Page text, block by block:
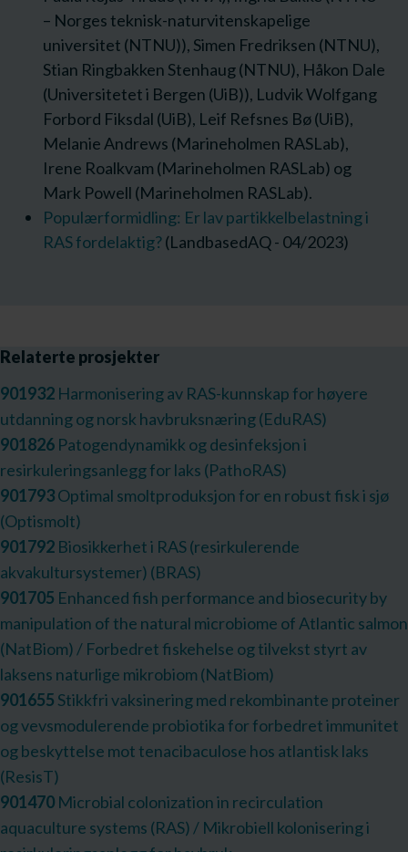
– Norges teknisk-naturvitenskapelige
universitet (NTNU)), Simen Fredriksen (NTNU),
Stian Ringbakken Stenhaug (NTNU), Håkon Dale
(Universitetet i Bergen (UiB)), Ludvik Wolfgang
Forbord Fiksdal (UiB), Leif Refsnes Bø (UiB),
Melanie Andrews (Marineholmen RASLab),
Irene Roalkvam (Marineholmen RASLab) og
Mark Powell (Marineholmen RASLab).
Populærformidling: Er lav partikkelbelastning i
RAS fordelaktig?(LandbasedAQ - 04/2023)
Relaterte prosjekter
901932 Harmonisering av RAS-kunnskap for høyere
utdanning og norsk havbruksnæring (EduRAS)
901826 Patogendynamikk og desinfeksjon i
resirkuleringsanlegg for laks (PathoRAS)
901793Optimal smoltproduksjon for en robust fisk i sjø
(Optismolt)
901792 Biosikkerhet i RAS (resirkulerende
akvakultursystemer) (BRAS)
901705 Enhanced fish performance and biosecurity by
manipulation of the natural microbiome of Atlantic salmon
(NatBiom) / Forbedret fiskehelse og tilvekst styrt av
laksens naturlige mikrobiom (NatBiom)
901655 Stikkfri vaksinering med rekombinante proteiner
og vevsmodulerende probiotika for forbedret immunitet
og beskyttelse mot tenacibaculose hos atlantisk laks
(ResisT)
901470 Microbial colonization in recirculation
aquaculture systems (RAS) / Mikrobiell kolonisering i